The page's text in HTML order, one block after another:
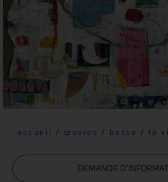
accueil / œuvres / besso / la
DEMANDE